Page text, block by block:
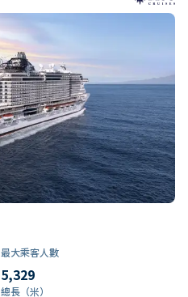
最大乘客人數
5,329
總長（米）